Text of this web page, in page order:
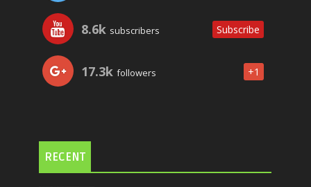
8.6k subscribers Subscribe
17.3k followers +1
RECENT